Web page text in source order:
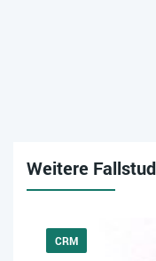
Weitere
CRM